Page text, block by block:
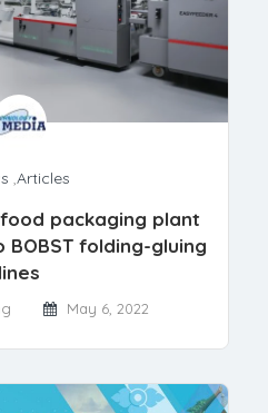
,Articles
packaging plant
folding-gluing
lines
May 6, 2022